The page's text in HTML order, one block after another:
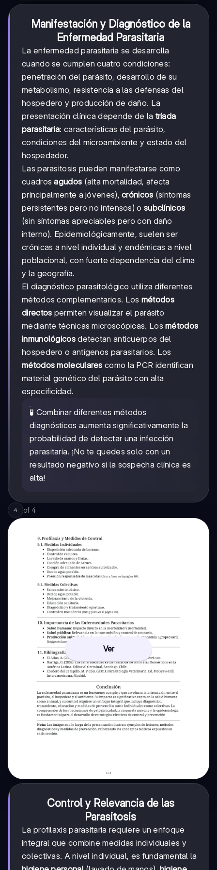
Manifestación y Diagnóstico de la
Enfermedad Parasitaria
La enfermedad parasitaria se desarrolla
cuando se cumplen cuatro condiciones:
penetración del parásito, desarrollo de su
metabolismo, resistencia a las defensas del
hospedero y producción de daño. La
presentación clínica depende de la tríada
parasitaria: características del parásito,
condiciones del microambiente y estado del
hospedador.
Las parasitosis pueden manifestarse como
cuadrosagudos (alta mortalidad, afecta
principalmente a jóvenes),crónicos (síntomas
persistentes pero no intensos) o subclínicos
(sin síntomas apreciables pero con daño
interno). Epidemiológicamente, suelen ser
crónicas a nivel individual y endémicas a nivel
poblacional, con fuerte dependencia del clima
y la geografía.
El diagnóstico parasitológico utiliza diferentes
métodos complementarios. Los métodos
directos permiten visualizar el parásito
mediante técnicas microscópicas. Losmétodos
inmunológicosdetectan anticuerpos del
hospedero o antígenos parasitarios. Los
métodos moleculares como la PCR identifican
material genético del parásito con alta
especificidad.
🧪 Combinar diferentes métodos
diagnósticos aumenta significativamente la
probabilidad de detectar una infección
parasitaria. ¡No te quedes solo con un
resultado negativo si la sospecha clínica es
alta!
4 of 4
Ver
Control y Relevancia de las
Parasitosis
La profilaxis parasitaria requiere un enfoque
integral que combine medidas individuales y
colectivas. A nivel individual, es fundamental la